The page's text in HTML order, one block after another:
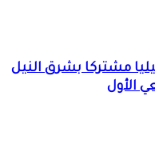
مشتركا بشرق النيل
الأول